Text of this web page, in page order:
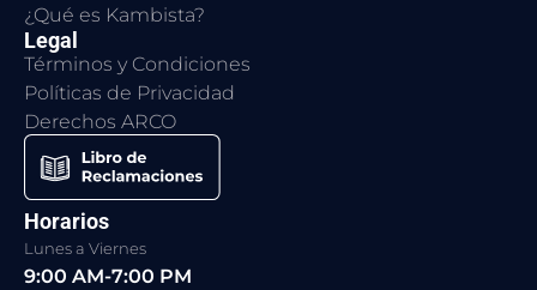
¿Qué es Kambista?
Legal
Términos y Condiciones
Políticas de Privacidad
Derechos ARCO
Horarios
Lunes a Viernes
9:00 AM-7:00 PM